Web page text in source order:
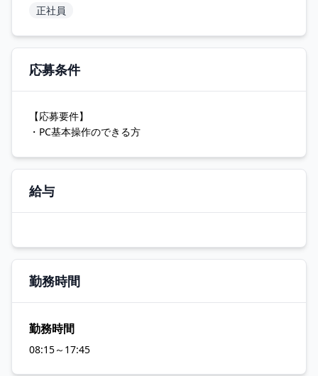
正社員
応募条件
【応募要件】
・PC基本操作のできる方
給与
勤務時間
勤務時間
08:15～17:45